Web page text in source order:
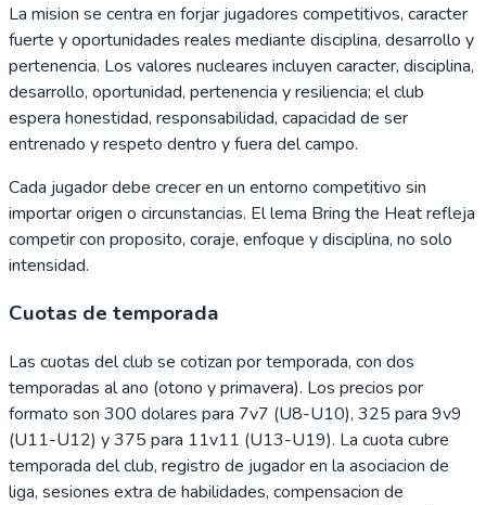
La mision se centra en forjar jugadores competitivos, caracter
fuerte y oportunidades reales mediante disciplina, desarrollo y
pertenencia. Los valores nucleares incluyen caracter, disciplina,
desarrollo, oportunidad, pertenencia y resiliencia; el club
espera honestidad, responsabilidad, capacidad de ser
entrenado y respeto dentro y fuera del campo.
Cada jugador debe crecer en un entorno competitivo sin
importar origen o circunstancias. El lema Bring the Heat refleja
competir con proposito, coraje, enfoque y disciplina, no solo
intensidad.
Cuotas de temporada
Las cuotas del club se cotizan por temporada, con dos
temporadas al ano (otono y primavera). Los precios por
formato son 300 dolares para 7v7 (U8-U10), 325 para 9v9
(U11-U12) y 375 para 11v11 (U13-U19). La cuota cubre
temporada del club, registro de jugador en la asociacion de
liga, sesiones extra de habilidades, compensacion de